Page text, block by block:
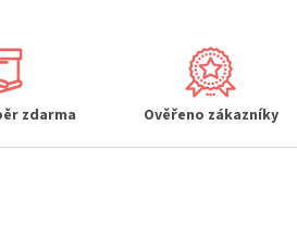
zdarma Ověřeno zákazníky